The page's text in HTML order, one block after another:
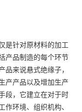
针对原材料的加工
产品制造的每个环节
来说悬式绝缘子，
产产品以及增加生产
段，它建立在对于时
环境、组织机构、